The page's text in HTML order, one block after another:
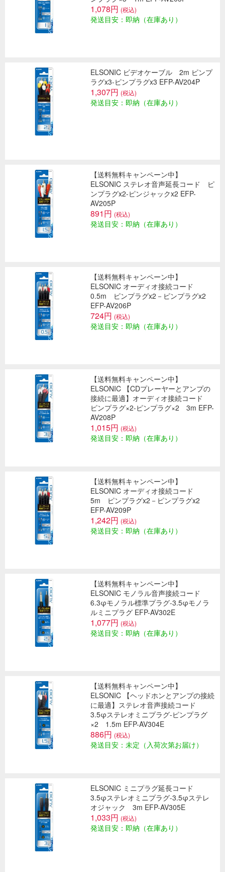
1,078円 (税込)
発送目安：即納（在庫あり）
ELSONIC ビデオケーブル 2m ピンプ
ラグx3-ピンプラグx3 EFP-AV204P
1,307円 (税込)
発送目安：即納（在庫あり）
【送料無料キャンペーン中】
ELSONIC ステレオ音声延長コード ピ
ンプラグx2-ピンジャックx2 EFP-
AV205P
891円 (税込)
発送目安：即納（在庫あり）
【送料無料キャンペーン中】
ELSONIC オーディオ接続コード
0.5m ピンプラグx2－ピンプラグx2
EFP-AV206P
724円 (税込)
発送目安：即納（在庫あり）
【送料無料キャンペーン中】
ELSONIC 【CDプレーヤーとアンプの
接続に最適】オーディオ接続コード
ピンプラグ×2-ピンプラグ×2 3m EFP-
AV208P
1,015円 (税込)
発送目安：即納（在庫あり）
【送料無料キャンペーン中】
ELSONIC オーディオ接続コード
5m ピンプラグx2－ピンプラグx2
EFP-AV209P
1,242円 (税込)
発送目安：即納（在庫あり）
【送料無料キャンペーン中】
ELSONIC モノラル音声接続コード
6.3φモノラル標準プラグ-3.5φモノラ
ルミニプラグ EFP-AV302E
1,077円 (税込)
発送目安：即納（在庫あり）
【送料無料キャンペーン中】
ELSONIC 【ヘッドホンとアンプの接続
に最適】ステレオ音声接続コード
3.5φステレオミニプラグ-ピンプラグ
×2 1.5m EFP-AV304E
886円 (税込)
発送目安：未定（入荷次第お届け）
ELSONIC ミニプラグ延長コード
3.5φステレオミニプラグ-3.5φステレ
オジャック 3m EFP-AV305E
1,033円 (税込)
発送目安：即納（在庫あり）